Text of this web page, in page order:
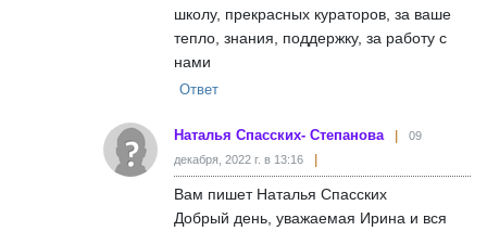
школу, прекрасных кураторов, за ваше
тепло, знания, поддержку, за работу с
нами
Ответ
Наталья Спасских- Степанова
09
декабря, 2022 г. в 13:16
Вам пишет Наталья Спасских
Добрый день, уважаемая Ирина и вся